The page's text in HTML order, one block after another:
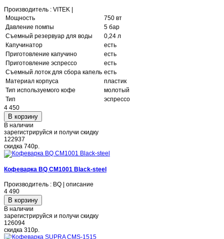
Производитель : VITEK |
Мощность
750 вт
Давление помпы
5 бар
Съемный резервуар для воды
0,24 л
Капучинатор
есть
Приготовление капучино
есть
Приготовление эспрессо
есть
Съемный лоток для сбора капель есть
Материал корпуса
пластик
Тип используемого кофе
молотый
Тип
эспрессо
4 450
В наличии
зарегистрируйся и получи скидку
122937
скидка 740р.
Кофеварка BQ CM1001 Black-steel
Производитель : BQ | описание
4 490
В наличии
зарегистрируйся и получи скидку
126094
скидка 310р.